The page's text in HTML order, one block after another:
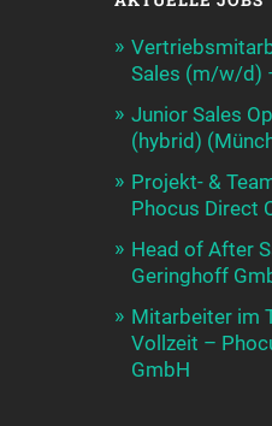
Sales (m/w/d)
Junior Sales
(hybrid)
Projekt- &
Phocus Direct
Head of After
Geringhoff
Mitarbeiter im
Vollzeit –
GmbH